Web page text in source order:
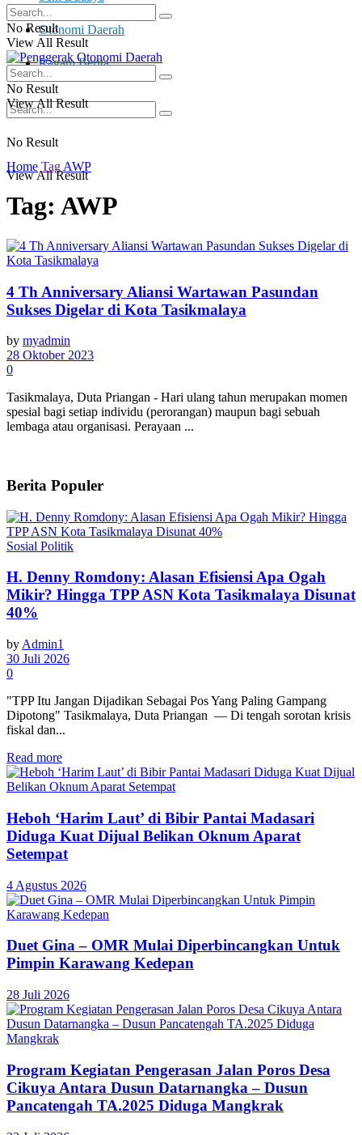
Otonomi Daerah
Ragam Berita
No Result
View All Result
No Result
View All Result
No Result
View All Result
Home Tag AWP
Tag: AWP
4 Th Anniversary Aliansi Wartawan Pasundan
Sukses Digelar di Kota Tasikmalaya
by myadmin
28 Oktober 2023
0
Tasikmalaya, Duta Priangan - Hari ulang tahun merupakan momen
spesial bagi setiap individu (perorangan) maupun bagi sebuah
lembaga atau organisasi. Perayaan ...
Berita Populer
Sosial Politik
H. Denny Romdony: Alasan Efisiensi Apa Ogah
Mikir? Hingga TPP ASN Kota Tasikmalaya Disunat
40%
by Admin1
30 Juli 2026
0
"TPP Itu Jangan Dijadikan Sebagai Pos Yang Paling Gampang
Dipotong" Tasikmalaya, Duta Priangan — Di tengah sorotan krisis
fiskal dan...
Read more
Heboh ‘Harim Laut’ di Bibir Pantai Madasari
Diduga Kuat Dijual Belikan Oknum Aparat
Setempat
4 Agustus 2026
Duet Gina – OMR Mulai Diperbincangkan Untuk
Pimpin Karawang Kedepan
28 Juli 2026
Program Kegiatan Pengerasan Jalan Poros Desa
Cikuya Antara Dusun Datarnangka – Dusun
Pancatengah TA.2025 Diduga Mangkrak